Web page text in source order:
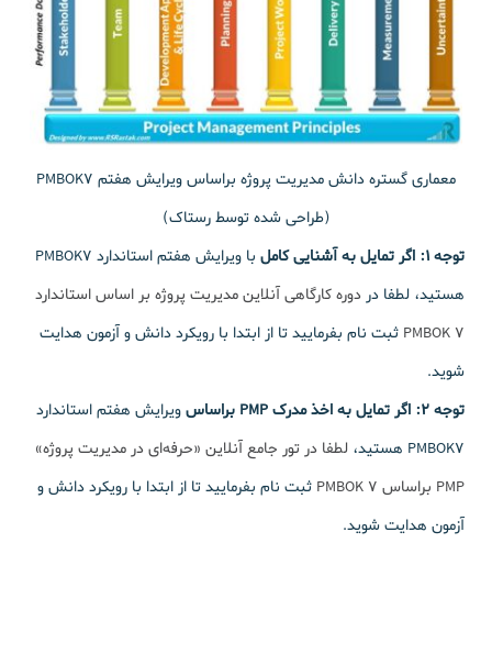
معماری گستره دانش مدیریت پروژه براساس ویرایش هفتم PMBOK7
(طراحی شده توسط رستاک)
توجه 1:
اگر تمایل به آشنایی کامل
با ویرایش هفتم استاندارد PMBOK7
هستید، لطفا در دوره کارگاهی آنلاین مدیریت پروژه بر اساس استاندارد
PMBOK 7 ثبت نام بفرمایید تا از ابتدا با رویکرد دانش و آزمون هدایت
شوید.
توجه 2:
اگر تمایل به اخذ مدرک PMP براساس
ویرایش هفتم استاندارد
PMBOK7 هستید،
لطفا در تور جامع آنلاین «حرفه‌ای در مدیریت پروژه»
PMP براساس PMBOK 7
ثبت نام بفرمایید تا از ابتدا با رویکرد دانش و
آزمون هدایت شوید.